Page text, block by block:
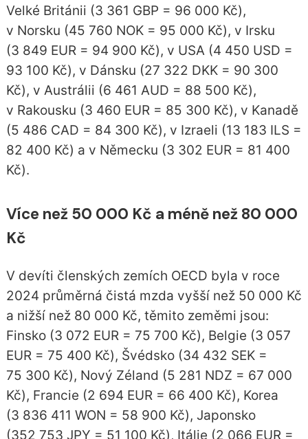
Velké Británii (3 361 GBP = 96 000 Kč),
v Norsku (45 760 NOK = 95 000 Kč), v Irsku
(3 849 EUR = 94 900 Kč), v USA (4 450 USD =
93 100 Kč), v Dánsku (27 322 DKK = 90 300
Kč), v Austrálii (6 461 AUD = 88 500 Kč),
v Rakousku (3 460 EUR = 85 300 Kč), v Kanadě
(5 486 CAD = 84 300 Kč), v Izraeli (13 183 ILS =
82 400 Kč) a v Německu (3 302 EUR = 81 400
Kč).
Více než 50 000 Kč a méně než 80 000
Kč
V devíti členských zemích OECD byla v roce
2024 průměrná čistá mzda vyšší než 50 000 Kč
a nižší než 80 000 Kč, těmito zeměmi jsou:
Finsko (3 072 EUR = 75 700 Kč), Belgie (3 057
EUR = 75 400 Kč), Švédsko (34 432 SEK =
75 300 Kč), Nový Zéland (5 281 NDZ = 67 000
Kč), Francie (2 694 EUR = 66 400 Kč), Korea
(3 836 411 WON = 58 900 Kč), Japonsko
(352 753 JPY = 51 100 Kč), Itálie (2 066 EUR =